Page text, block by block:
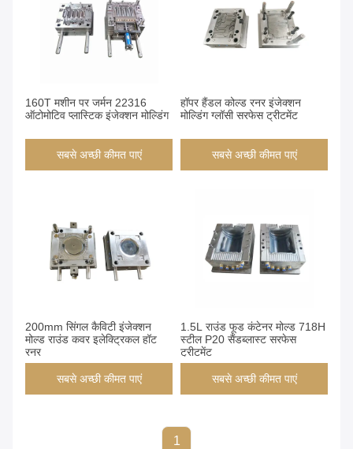
160T मशीन पर जर्मन 22316
ऑटोमोटिव प्लास्टिक इंजेक्शन मोल्डिंग
सबसे अच्छी कीमत पाएं
हॉपर हैंडल कोल्ड रनर इंजेक्शन
मोल्डिंग ग्लॉसी सरफेस ट्रीटमेंट
सबसे अच्छी कीमत पाएं
200mm सिंगल कैविटी इंजेक्शन
मोल्ड राउंड कवर इलेक्ट्रिकल हॉट
रनर
सबसे अच्छी कीमत पाएं
1.5L राउंड फूड कंटेनर मोल्ड 718H
स्टील P20 सैंडब्लास्ट सरफेस
ट्रीटमेंट
सबसे अच्छी कीमत पाएं
1